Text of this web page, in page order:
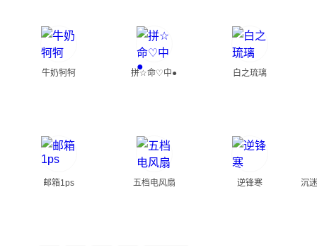
牛奶牱牱 拼☆命♡中● 白之琉璃
邮箱1ps 五档电风扇 逆锋寒 沉